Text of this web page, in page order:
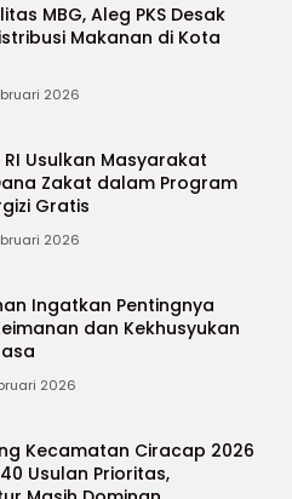
MBG, Aleg PKS Desak
Makanan di Kota
2026
RI Usulkan Masyarakat
Zakat dalam Program
Gratis
2026
Ingatkan Pentingnya
dan Kekhusyukan
2026
Kecamatan Ciracap 2026
Usulan Prioritas,